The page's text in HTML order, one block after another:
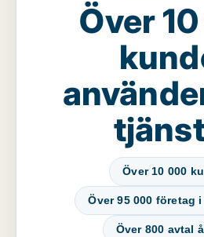
Över
Över 10 000
Över 95 000 företag
Över 800 avtal